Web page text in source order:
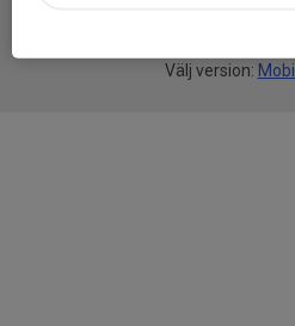
Välj version: Mobil